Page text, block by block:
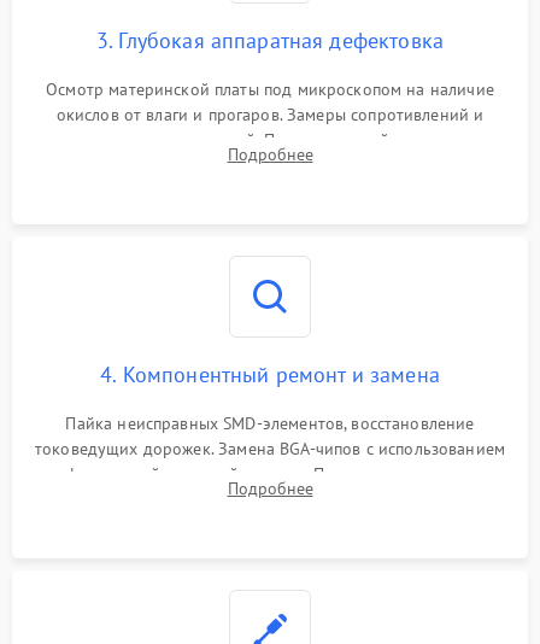
3. Глубокая аппаратная дефектовка
Осмотр материнской платы под микроскопом на наличие
окислов от влаги и прогаров. Замеры сопротивлений и
дежурных напряжений. Проверка цепей питания,
мультиконтроллера, процессора и видеочипа.
Подробнее
4. Компонентный ремонт и замена
Пайка неисправных SMD-элементов, восстановление
токоведущих дорожек. Замена BGA-чипов с использованием
инфракрасной паяльной станции. Прошивка микросхемы
BIOS или замена поврежденных портов USB
Подробнее